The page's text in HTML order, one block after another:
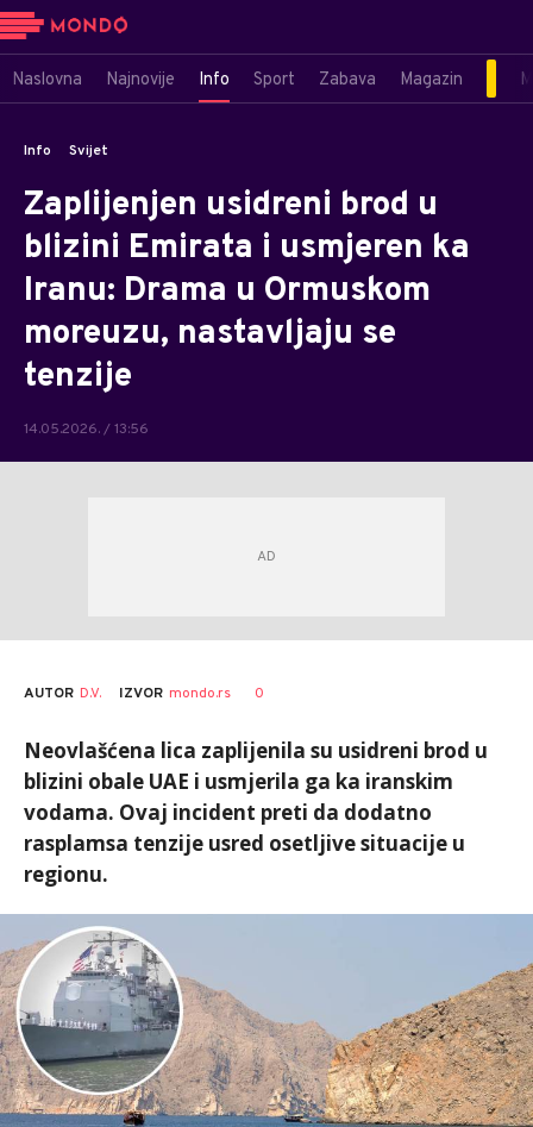
Naslovna Najnovije Info Sport Zabava Magazin
Info Svijet
Zaplijenjen usidreni brod u
blizini Emirata i usmjeren ka
Iranu: Drama u Ormuskom
moreuzu, nastavljaju se
tenzije
14.05.2026. / 13:56
AUTOR D.V. IZVOR mondo.rs 0
Neovlašćena lica zaplijenila su usidreni brod u
blizini obale UAE i usmjerila ga ka iranskim
vodama. Ovaj incident preti da dodatno
rasplamsa tenzije usred osetljive situacije u
regionu.